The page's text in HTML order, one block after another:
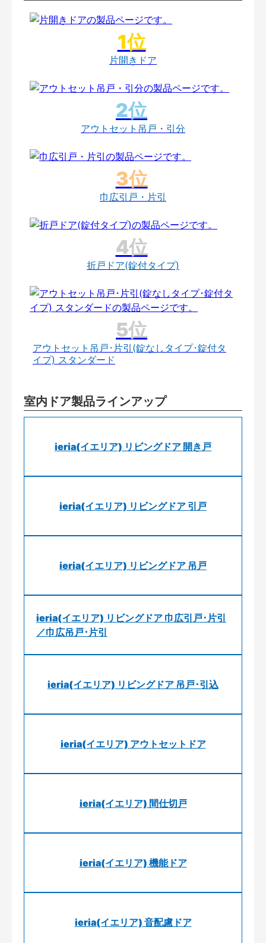
片開きドア
アウトセット吊戸・引分
巾広引戸・片引
折戸ドア(錠付タイプ)
アウトセット吊戸･片引(錠なしタイプ･錠付タ
イプ) スタンダード
室内ドア製品ラインアップ
ieria(イエリア) リビングドア 開き戸
ieria(イエリア) リビングドア 引戸
ieria(イエリア) リビングドア 吊戸
ieria(イエリア) リビングドア 巾広引戸･片引
／巾広吊戸･片引
ieria(イエリア) リビングドア 吊戸･引込
ieria(イエリア) アウトセットドア
ieria(イエリア) 間仕切戸
ieria(イエリア) 機能ドア
ieria(イエリア) 音配慮ドア